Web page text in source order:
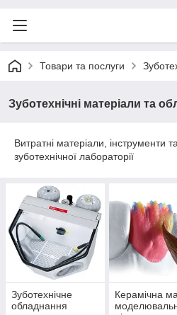
Товари та послуги
Зуботехнічні матеріали та
Витратні матеріали, інструменти
зуботехнічної лабораторії
Зуботехнічне
обладнання
Керамічна